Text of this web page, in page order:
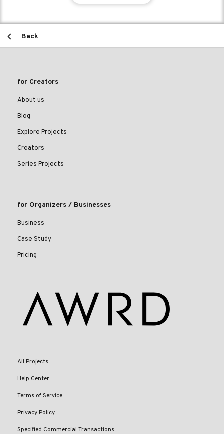
Back
for Creators
About us
Blog
Explore Projects
Creators
Series Projects
for Organizers / Businesses
Business
Case Study
Pricing
All Projects
Help Center
Terms of Service
Privacy Policy
Specified Commercial Transactions